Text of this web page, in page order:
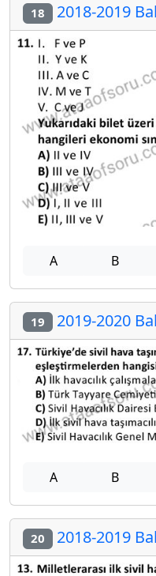
18 2018-2019
A B
19 2019-2020
A B
20 2018-2019